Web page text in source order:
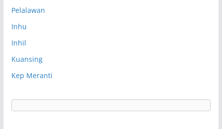
Pelalawan
Inhu
Inhil
Kuansing
Kep Meranti